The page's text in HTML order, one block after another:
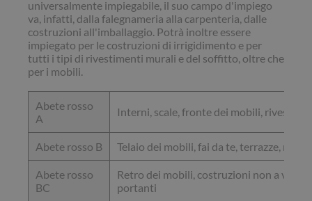
universalmente impiegabile, il suo campo d'impiego
va, infatti, dalla falegnameria alla carpenteria, dalle
costruzioni all'imballaggio. Potrà inoltre essere
impiegato per le costruzioni di irrigidimento e per
tutti i tipi di rivestimenti murali e del soffitto, oltre che
per i mobili.
Abete rosso
A
Interni, scale, fronte dei mobili,
Abete rosso B Telaio dei mobili, fai da te, terrazze,
Abete rosso
BC
Retro dei mobili, costruzioni non a vista,
portanti